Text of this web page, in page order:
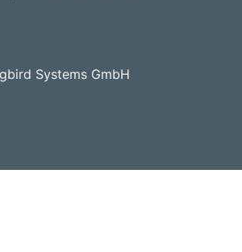
Systems GmbH